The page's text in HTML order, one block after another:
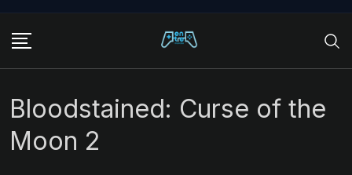
content
Bloodstained: Curse of the
Moon 2